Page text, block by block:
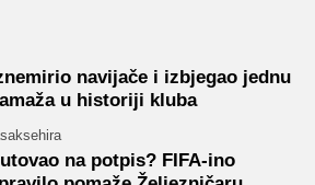
navijače i izbjegao jednu
u historiji kluba
na potpis? FIFA-ino